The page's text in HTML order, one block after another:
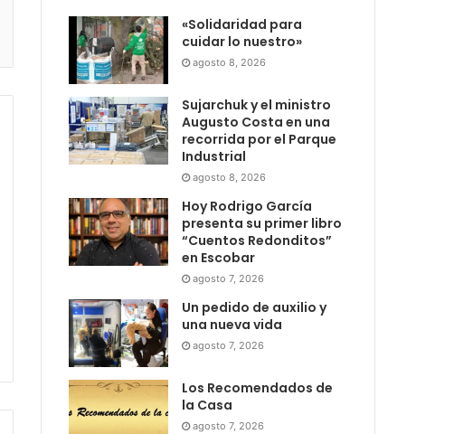
«Solidaridad para
cuidar lo nuestro»
agosto 8, 2026
Sujarchuk y el ministro
Augusto Costa en una
recorrida por el Parque
Industrial
agosto 8, 2026
Hoy Rodrigo García
presenta su primer libro
“Cuentos Redonditos”
en Escobar
agosto 7, 2026
Un pedido de auxilio y
una nueva vida
agosto 7, 2026
Los Recomendados de
la Casa
agosto 7, 2026